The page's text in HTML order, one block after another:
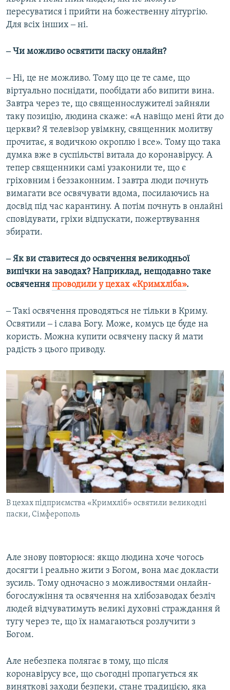
пересуватися і прийти на божественну літургію.
Для всіх інших ‒ ні.
‒ Чи можливо освятити паску онлайн?
‒ Ні, це не можливо. Тому що це те саме, що
віртуально поснідати, пообідати або випити вина.
Завтра через те, що священнослужителі зайняли
таку позицію, людина скаже: «А навіщо мені йти до
церкви? Я телевізор увімкну, священник молитву
прочитає, я водичкою окроплю і все». Тому що така
думка вже в суспільстві витала до коронавірусу. А
тепер священники самі узаконили те, що є
гріховним і беззаконним. І завтра люди почнуть
вимагати все освячувати вдома, посилаючись на
досвід під час карантину. А потім почнуть в онлайні
сповідувати, гріхи відпускати, пожертвування
збирати.
‒ Як ви ставитеся до освячення великодньої
випічки на заводах? Наприклад, нещодавно таке
освячення проводили у цехах «Кримхліба».
‒ Такі освячення проводяться не тільки в Криму.
Освятили ‒ і слава Богу. Може, комусь це буде на
користь. Можна купити освячену паску й мати
радість з цього приводу.
В цехах підприємства «Кримхліб» освятили великодні
паски, Сімферополь
Але знову повторюся: якщо людина хоче чогось
досягти і реально жити з Богом, вона має докласти
зусиль. Тому одночасно з можливостями онлайн-
богослужіння та освячення на хлібозаводах безліч
людей відчуватимуть великі духовні страждання й
тугу через те, що їх намагаються розлучити з
Богом.
Але небезпека полягає в тому, що після
коронавірусу все, що сьогодні пропагується як
виняткові заходи безпеки, стане традицією, яка